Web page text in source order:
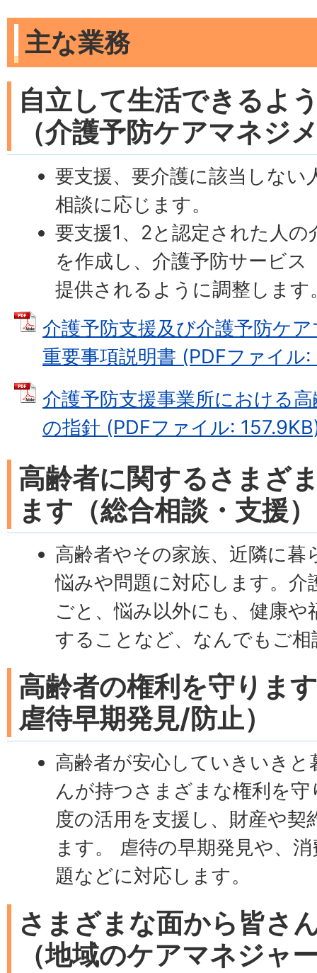
主な業務
自立して生活できるよ
（介護予防ケアマネジ
要支援、要介護に該当しない
相談に応じます。
要支援1、2と認定された人
を作成し、介護予防サービス
提供されるように調整します
介護予防支援及び介護予防ケ
重要事項説明書 (PDFファイル:
介護予防支援事業所における
の指針 (PDFファイル:
高齢者に関するさまざ
ます（総合相談・支援）
高齢者やその家族、近隣に暮
悩みや問題に対応します。介
ごと、悩み以外にも、健康や
することなど、なんでもご
高齢者の権利を守りま
虐待早期発見/防止）
高齢者が安心していきいき
んが持つさまざまな権利を
度の活用を支援し、財産や
ます。 虐待の早期発見や、
題などに対応します。
さまざまな面から皆さ
（地域のケアマネジャ